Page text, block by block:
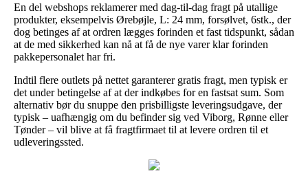
En del webshops reklamerer med dag-til-dag fragt på utallige
produkter, eksempelvis Ørebøjle, L: 24 mm, forsølvet, 6stk., der
dog betinges af at ordren lægges forinden et fast tidspunkt, sådan
at de med sikkerhed kan nå at få de nye varer klar forinden
pakkepersonalet har fri.
Indtil flere outlets på nettet garanterer gratis fragt, men typisk er
det under betingelse af at der indkøbes for en fastsat sum. Som
alternativ bør du snuppe den prisbilligste leveringsudgave, der
typisk – uafhængig om du befinder sig ved Viborg, Rønne eller
Tønder – vil blive at få fragtfirmaet til at levere ordren til et
udleveringssted.